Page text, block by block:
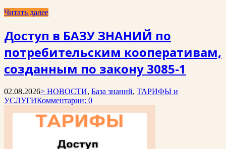
Читать далее
Доступ в БАЗУ ЗНАНИЙ по
потребительским кооперативам,
созданным по закону 3085-1
02.08.2026> НОВОСТИ, База знаний, ТАРИФЫ и
УСЛУГИКомментарии: 0